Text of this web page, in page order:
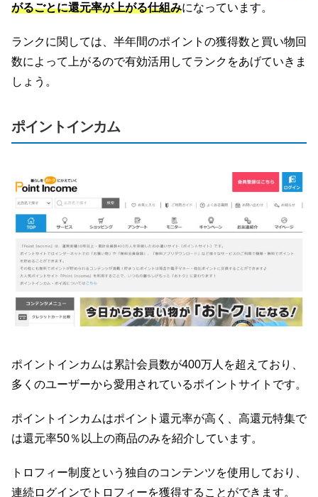
がるごとに還元率が上がる仕組みになっています。
ランクに関しては、半年間のポイントの獲得数と買い物回
数によって上がるので有効活用してランクをあげていきま
しょう。
ポイントインカム
ポイントインカムは累計会員数が400万人を超えており、
多くのユーザーから愛用されているポイントサイトです。
ポイントインカムはポイント還元率が高く、高還元特集で
は還元率50％以上の商品のみを紹介しています。
トロフィー制度という独自のコンテンツを使用しており、
連続ログインでトロフィーを獲得することができます。